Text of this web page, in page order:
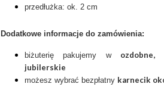
przedłużka: ok. 2 cm
Dodatkowe informacje do zamówienia:
biżuterię pakujemy w ozdobne,
jubilerskie
możesz wybrać bezpłatny karnecik